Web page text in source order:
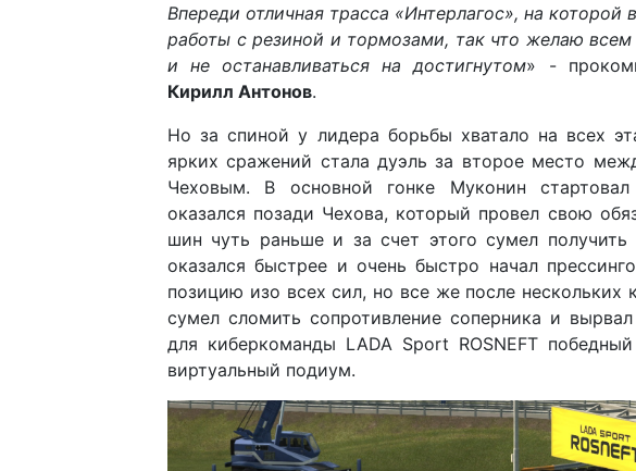
Впереди отличная трасса «Интерлагос», на
работы с резиной и тормозами, так что желаю всем
и не останавливаться на достигнутом» -
Кирилл Антонов.
Но за спиной у лидера борьбы хватало на всех
ярких сражений стала дуэль за второе место
Чеховым. В основной гонке Муконин
оказался позади Чехова, который провел свою
шин чуть раньше и за счет этого сумел
оказался быстрее и очень быстро начал
позицию изо всех сил, но все же после нескольких
сумел сломить сопротивление соперника и
для киберкоманды LADA Sport ROSNEFT
виртуальный подиум.